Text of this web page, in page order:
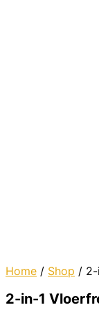
Home / Shop / 2-
2-in-1